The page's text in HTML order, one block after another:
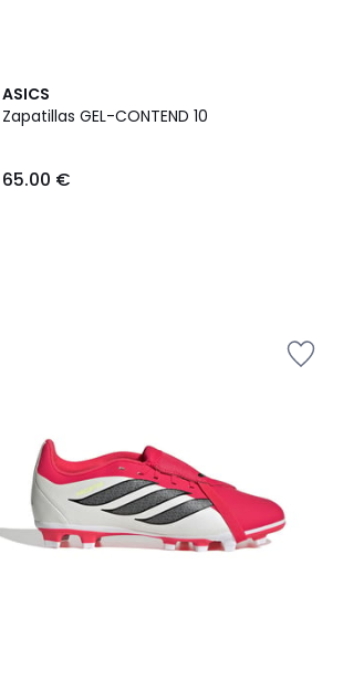
ASICS
Zapatillas GEL-CONTEND 10
65.00 €